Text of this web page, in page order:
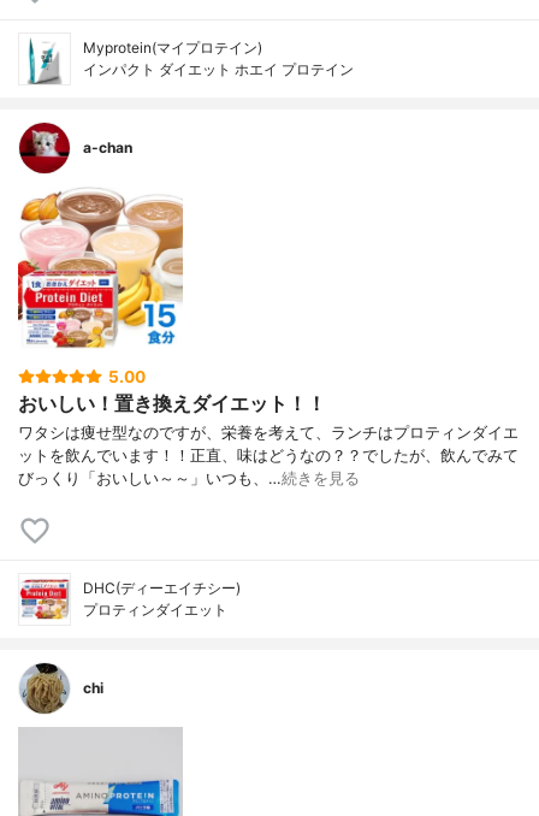
Myprotein(マイプロテイン)
インパクト ダイエット ホエイ プロテイン
a-chan
5.00
おいしい！置き換えダイエット！！
ワタシは痩せ型なのですが、栄養を考えて、ランチはプロティンダイエ
ットを飲んでいます！！正直、味はどうなの？？でしたが、飲んでみて
びっくり「おいしい～～」いつも、…続きを見る
DHC(ディーエイチシー)
プロティンダイエット
chi